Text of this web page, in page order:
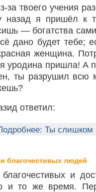
за твоего учения
назад я пришёл к
— богатства
дано будет тебе;
женщина.
уродина пришла! А
ты разрушил всю
ответил:
Ты слишком
благочестивых людей
и
и то же время.